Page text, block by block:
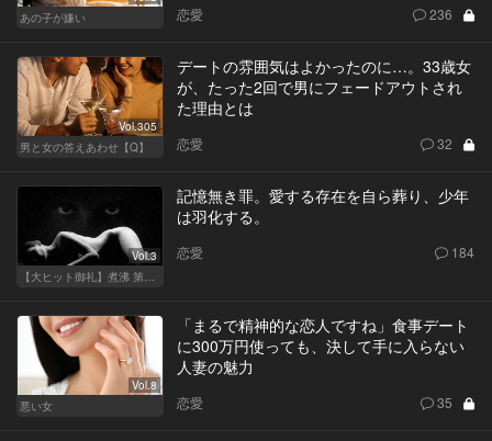
あの子が嫌い
恋愛 236
Vol.305
男と女の答えあわせ【Q】
デートの雰囲気はよかったのに…。33歳女
が、たった2回で男にフェードアウトされ
た理由とは
恋愛 32
Vol.3
【大ヒット御礼】煮沸 第二章
記憶無き罪。愛する存在を自ら葬り、少年
は羽化する。
恋愛 184
Vol.8
悪い女
「まるで精神的な恋人ですね」食事デート
に300万円使っても、決して手に入らない
人妻の魅力
恋愛 35